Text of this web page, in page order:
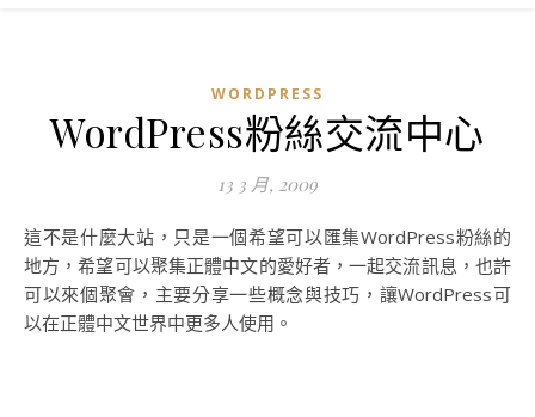
WORDPRESS
WordPress粉絲交流中心
13 3 月, 2009
這不是什麼大站，只是一個希望可以匯集WordPress粉絲的
地方，希望可以聚集正體中文的愛好者，一起交流訊息，也許
可以來個聚會，主要分享一些概念與技巧，讓WordPress可
以在正體中文世界中更多人使用。